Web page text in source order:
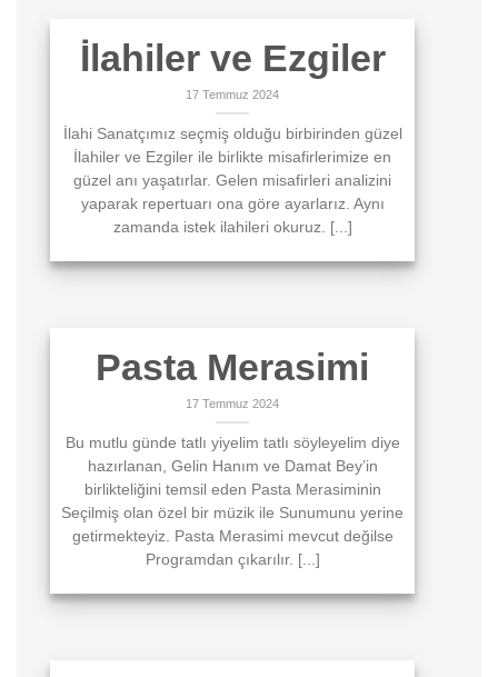
İlahiler ve Ezgiler
17 Temmuz 2024
İlahi Sanatçımız seçmiş olduğu birbirinden güzel
İlahiler ve Ezgiler ile birlikte misafirlerimize en
güzel anı yaşatırlar. Gelen misafirleri analizini
yaparak repertuarı ona göre ayarlarız. Aynı
zamanda istek ilahileri okuruz. [...]
Pasta Merasimi
17 Temmuz 2024
Bu mutlu günde tatlı yiyelim tatlı söyleyelim diye
hazırlanan, Gelin Hanım ve Damat Bey’in
birlikteliğini temsil eden Pasta Merasiminin
Seçilmiş olan özel bir müzik ile Sunumunu yerine
getirmekteyiz. Pasta Merasimi mevcut değilse
Programdan çıkarılır. [...]